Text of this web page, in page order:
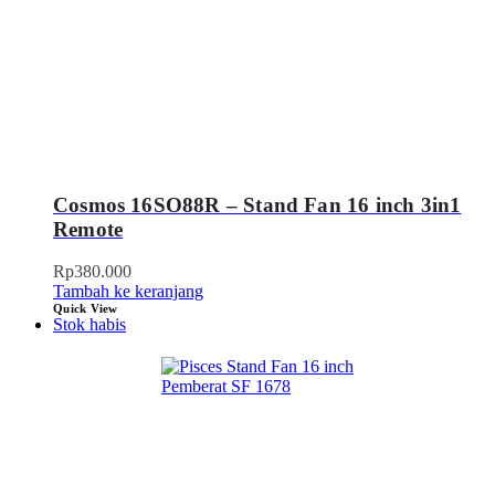
Cosmos 16SO88R – Stand Fan 16 inch 3in1
Remote
Rp380.000
Tambah ke keranjang
Quick View
Stok habis